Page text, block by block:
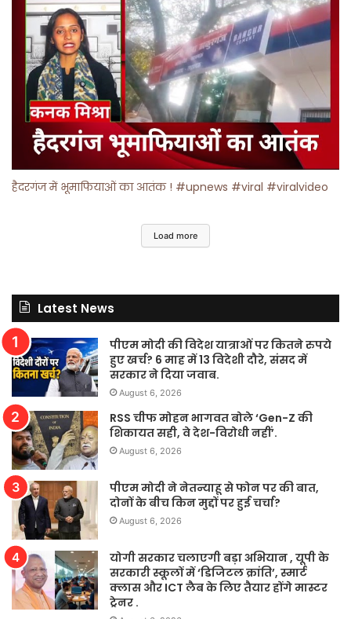
हैदरगंज में भूमाफियाओं का आतंक ! #upnews #viral #viralvideo
Load more
Latest News
पीएम मोदी की विदेश यात्राओं पर कितने रुपये
हुए खर्च? 6 माह में 13 विदेशी दौरे, संसद में
सरकार ने दिया जवाब.
August 6, 2026
RSS चीफ मोहन भागवत बोले ‘Gen-Z की
शिकायत सही, वे देश-विरोधी नहीं’.
August 6, 2026
पीएम मोदी ने नेतन्याहू से फोन पर की बात,
दोनों के बीच किन मुद्दों पर हुई चर्चा?
August 6, 2026
योगी सरकार चलाएगी बड़ा अभियान , यूपी के
सरकारी स्कूलों में ‘डिजिटल क्रांति’, स्मार्ट
क्लास और ICT लैब के लिए तैयार होंगे मास्टर
ट्रेनर .